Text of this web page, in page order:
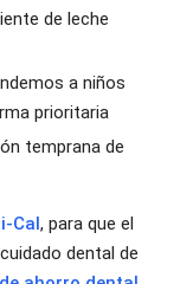
de leche
a niños
prioritaria
temprana de
Cal, para que el
dental de